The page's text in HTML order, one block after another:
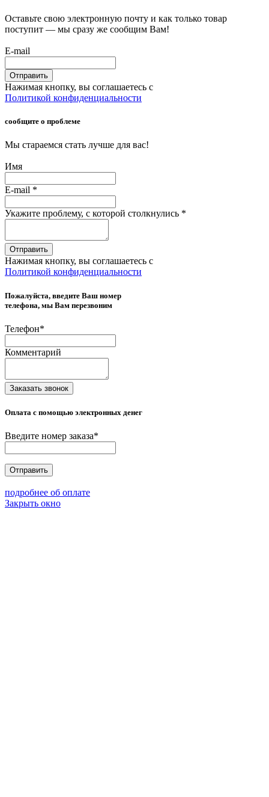
Оставьте свою электронную почту и как только товар
поступит — мы сразу же сообщим Вам!
E-mail
Отправить
Нажимая кнопку, вы соглашаетесь с
Политикой конфиденциальности
сообщите о проблеме
Мы стараемся стать лучше для вас!
Имя
E-mail *
Укажите проблему, с которой столкнулись *
Отправить
Нажимая кнопку, вы соглашаетесь с
Политикой конфиденциальности
Пожалуйста, введите Ваш номер
телефона, мы Вам перезвоним
Телефон*
Комментарий
Заказать звонок
Оплата с помощью электронных денег
Введите номер заказа*
Отправить
подробнее об оплате
Закрыть окно